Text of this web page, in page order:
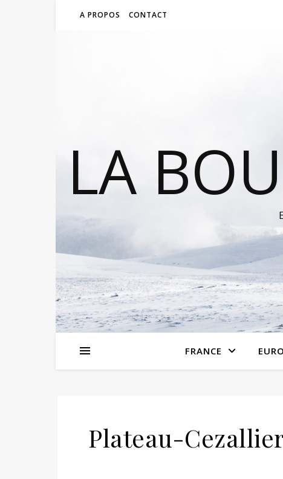
A PROPOS CONTACT
LA
FRANCE
Plateau-